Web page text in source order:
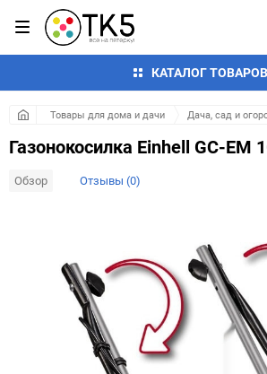
КАТАЛОГ ТОВАРОВ
Товары для дома и дачи Дача, сад и
Газонокосилка Einhell GC-EM
Обзор Отзывы (0)